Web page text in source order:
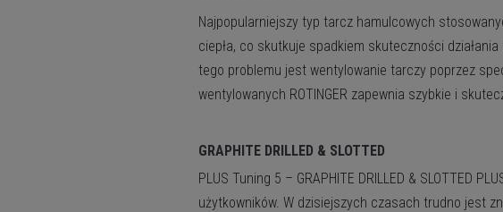
Najpopularniejszy typ tarcz hamulcowych
ciepła, co skutkuje spadkiem skuteczności
tego problemu jest wentylowanie tarczy poprzez
wentylowanych ROTINGER zapewnia szybkie i
GRAPHITE DRILLED & SLOTTED
PLUS Tuning 5 – GRAPHITE DRILLED & SLOTTED
użytkowników. W dzisiejszych czasach trudno jest
wykorzystać go w procesie poszukiwań.
odprowadza ciepło i jak znosi wielokrotne nagrzewanie i chłodzenie.
użytkowania serwisu bez personalnej identyfikacji poszczególnych osób
Zaloguj